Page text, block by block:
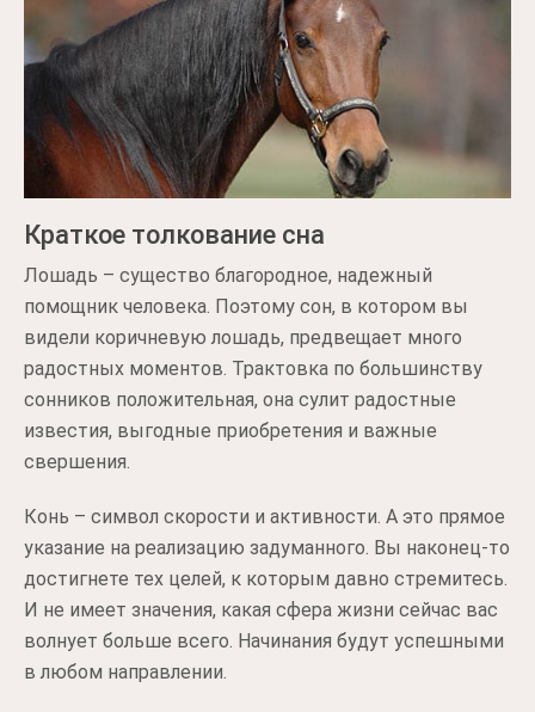
Краткое толкование сна
Лошадь – существо благородное, надежный
помощник человека. Поэтому сон, в котором вы
видели коричневую лошадь, предвещает много
радостных моментов. Трактовка по большинству
сонников положительная, она сулит радостные
известия, выгодные приобретения и важные
свершения.
Конь – символ скорости и активности. А это прямое
указание на реализацию задуманного. Вы наконец-то
достигнете тех целей, к которым давно стремитесь.
И не имеет значения, какая сфера жизни сейчас вас
волнует больше всего. Начинания будут успешными
в любом направлении.